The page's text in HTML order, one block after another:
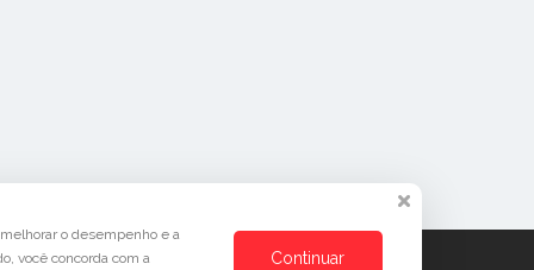
o desempenho e a
você concorda com a
Continuar